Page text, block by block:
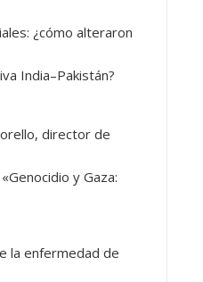
¿cómo alteraron
India–Pakistán?
director de
y Gaza:
la enfermedad de